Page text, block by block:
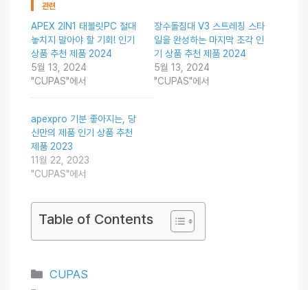
관련
APEX 2IN1 태블릿PC 절대
놓치지 말아야 할 기회! 인기
상품 추천 제품 2024
5월 13, 2024
"CUPAS"에서
장수돌침대 V3 스트레칭 스타
일을 완성하는 마지막 조각 인
기 상품 추천 제품 2024
5월 13, 2024
"CUPAS"에서
apexpro 기분 좋아지는, 당
신만의 제품 인기 상품 추천
제품 2023
11월 22, 2023
"CUPAS"에서
Table of Contents
Categories
CUPAS